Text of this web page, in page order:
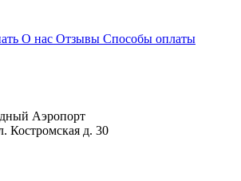
О нас Отзывы Способы оплаты
Аэропорт
Костромская д. 30